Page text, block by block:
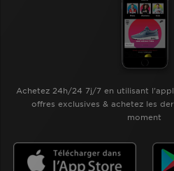
Achetez 24h/24 7j/7 en utilisant
offres exclusives & achetez les
moment